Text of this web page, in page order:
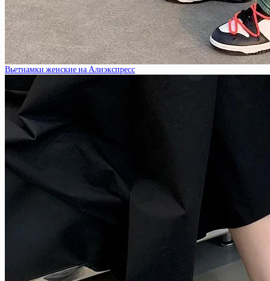
Вьетнамки женские на Алиэкспресс